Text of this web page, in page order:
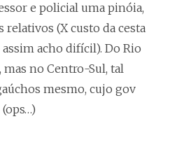
e policial uma pinóia,
relativos (X custo da cesta
acho difícil). Do Rio
mas no Centro-Sul, tal
mesmo, cujo gov